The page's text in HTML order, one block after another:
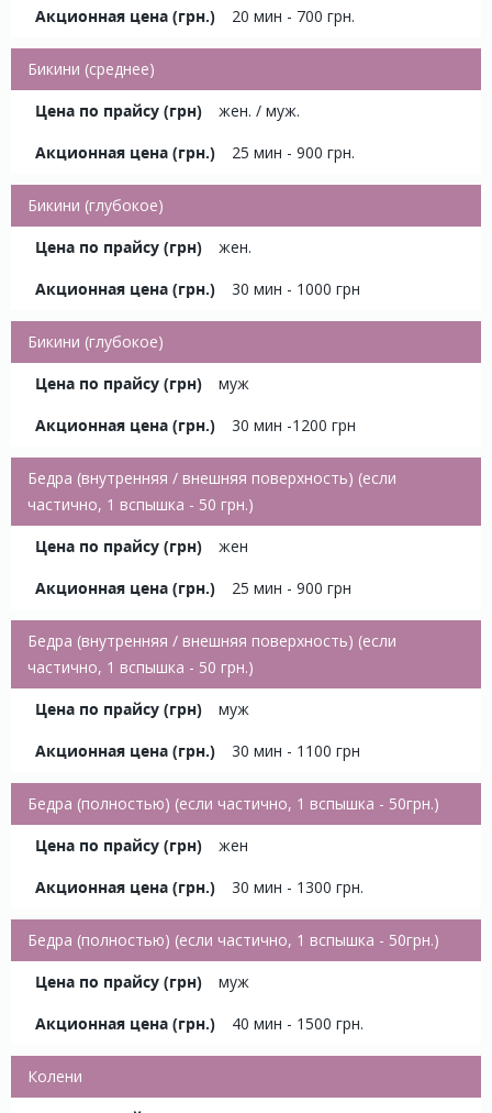
20 мин - 700 грн.
Бикини (среднее)
жен. / муж.
25 мин - 900 грн.
Бикини (глубокое)
жен.
30 мин - 1000 грн
Бикини (глубокое)
муж
30 мин -1200 грн
Бедра (внутренняя / внешняя поверхность) (если
частично, 1 вспышка - 50 грн.)
жен
25 мин - 900 грн
Бедра (внутренняя / внешняя поверхность) (если
частично, 1 вспышка - 50 грн.)
муж
30 мин - 1100 грн
Бедра (полностью) (если частично, 1 вспышка - 50грн.)
жен
30 мин - 1300 грн.
Бедра (полностью) (если частично, 1 вспышка - 50грн.)
муж
40 мин - 1500 грн.
Колени